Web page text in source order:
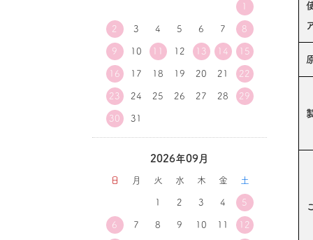
1
2 3 4 5 6 7 8
9 10 11 12 13 14 15
16 17 18 19 20 21 22
23 24 25 26 27 28 29
30 31
2026年09月
日 月 火 水 木 金 土
1 2 3 4 5
6 7 8 9 10 11 12